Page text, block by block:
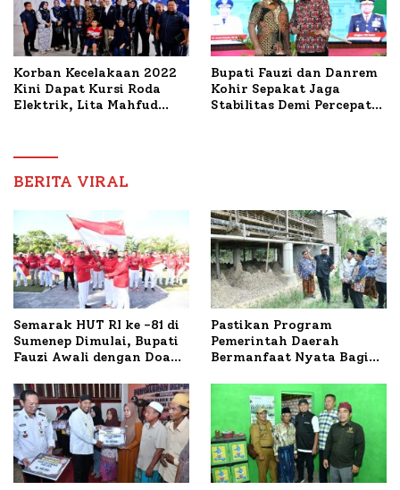
Korban Kecelakaan 2022
Kini Dapat Kursi Roda
Elektrik, Lita Mahfud
Nabil
Bupati Fauzi dan Danrem
Kohir Sepakat Jaga
Stabilitas Demi Percepat
BERITA VIRAL
Semarak HUT RI ke -81 di
Sumenep Dimulai, Bupati
Fauzi Awali dengan Doa
Terbakar
Pastikan Program
Pemerintah Daerah
Bermanfaat Nyata Bagi
Sumenep Tinjau Langsung
Budidaya Lele dan Ayam
Petelur di Desa Bataal
Timur